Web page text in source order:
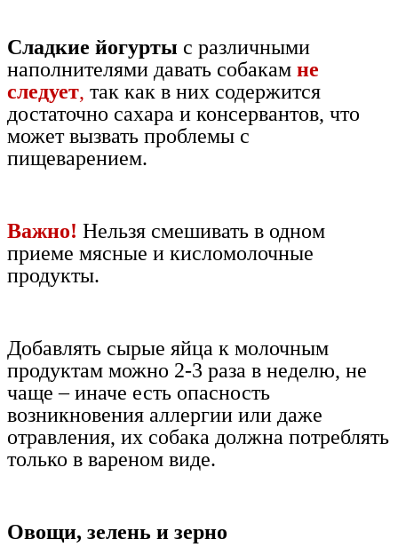
Сладкие йогурты с различными
наполнителями давать собакам не
следует, так как в них содержится
достаточно сахара и консервантов, что
может вызвать проблемы с
пищеварением.
Важно! Нельзя смешивать в одном
приеме мясные и кисломолочные
продукты.
Добавлять сырые яйца к молочным
продуктам можно 2-3 раза в неделю, не
чаще – иначе есть опасность
возникновения аллергии или даже
отравления, их собака должна потреблять
только в вареном виде.
Овощи, зелень и зерно